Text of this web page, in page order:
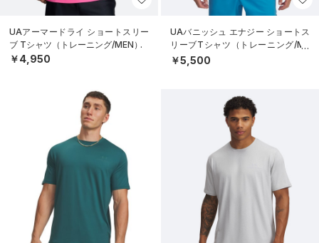
UAアーマードライ ショートスリー
ブ Tシャツ（トレーニング/MEN）
￥4,950
UAバニッシュ エナジー ショートス
リーブTシャツ（トレーニング/ME
N）
￥5,500